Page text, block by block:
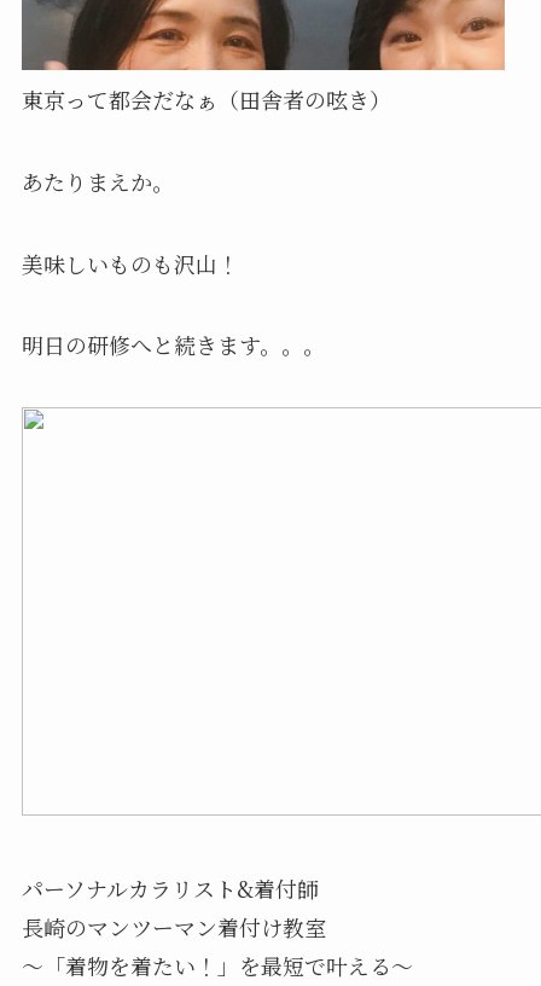
東京って都会だなぁ（田舎者の呟き）
あたりまえか。
美味しいものも沢山！
明日の研修へと続きます。。。
パーソナルカラリスト&着付師
長崎のマンツーマン着付け教室
〜「着物を着たい！」を最短で叶える〜